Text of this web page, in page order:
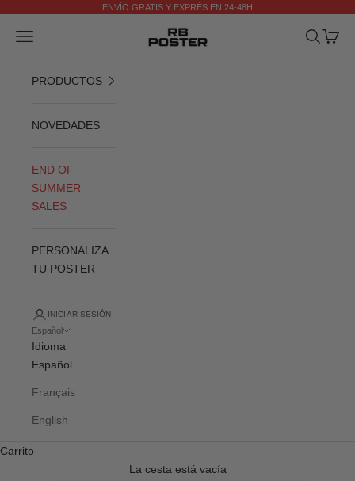
Anterior
ENVÍO GRATIS Y EXPRÉS EN 24-48H
RB POSTER
Menú Buscar
Cesta
PRODUCTOS
NOVEDADES
END OF
SUMMER
SALES
PERSONALIZA
TU POSTER
INICIAR SESIÓN
Español
Idioma
Español
Français
English
Carrito
La cesta está vacía